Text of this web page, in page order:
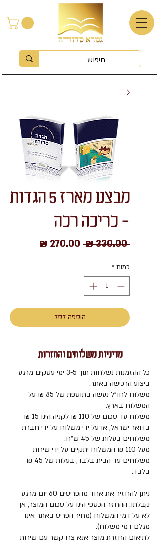
מבצע מארז 5 הגדות
- כריכה רכה
‏330.00 ‏₪
מחיר
כמות *
הוספה לסל
מדיניות משלוחים והחזרות
כל ההזמנות נשלחות תוך 3-5 ימי עסקים מרגע
ביצוע הרכישה באתר.
משלוח לחו"ל נעשה בתוספת של 85 ₪ על
המשלוח בארץ.
משלוח עד סכום של 110 ₪ לקניה הינו 15 ₪
בדואר ישראל, או על ידי משלוח על ידי חברת
משלוחים בעלות של 45 ש"ח.
מעל 110 ₪ המשלוח יתקיים על ידי שירות
משלוחים עד הבית בלבד, בעלות של 45 ₪
בלבד.
ניתן להחזיר את אחד מהפריטים 60 יום מרגע
קבלתו. ההחזר הכספי הינו על סכום המוצר, אך
לא על דמי המשלוח (מחיר הפריט באתר אינו
מגלם דמי משלוח).
לתיאום החזרת מוצר אנא צרו קשר עם שירות